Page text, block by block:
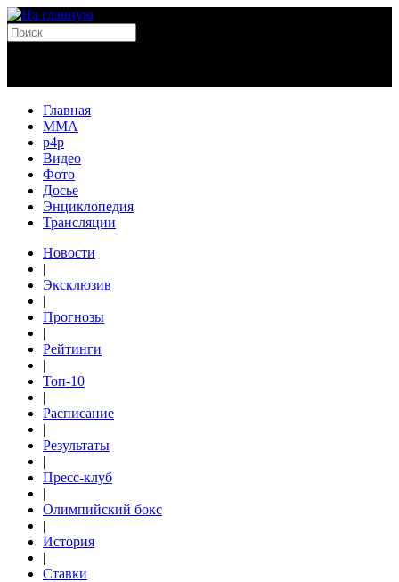
Главная
MMA
p4p
Видео
Фото
Досье
Энциклопедия
Трансляции
Новости
|
Эксклюзив
|
Прогнозы
|
Рейтинги
|
Топ-10
|
Расписание
|
Результаты
|
Пресс-клуб
|
Олимпийский бокс
|
История
|
Ставки